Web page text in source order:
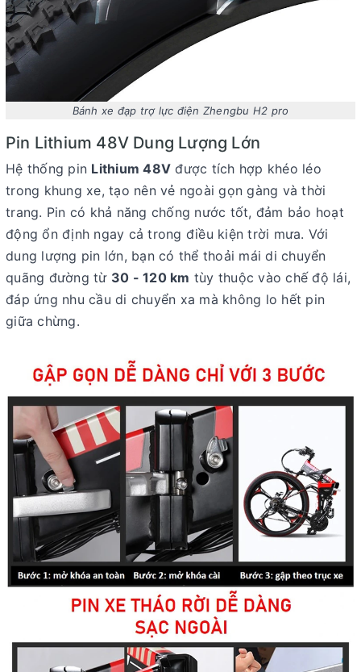
Bánh xe đạp trợ lực điện Zhengbu H2 pro
Pin Lithium 48V Dung Lượng Lớn
Hệ thống pin Lithium 48V được tích hợp khéo léo
trong khung xe, tạo nên vẻ ngoài gọn gàng và thời
trang. Pin có khả năng chống nước tốt, đảm bảo hoạt
động ổn định ngay cả trong điều kiện trời mưa. Với
dung lượng pin lớn, bạn có thể thoải mái di chuyển
quãng đường từ 30 - 120 km tùy thuộc vào chế độ lái,
đáp ứng nhu cầu di chuyển xa mà không lo hết pin
giữa chừng.